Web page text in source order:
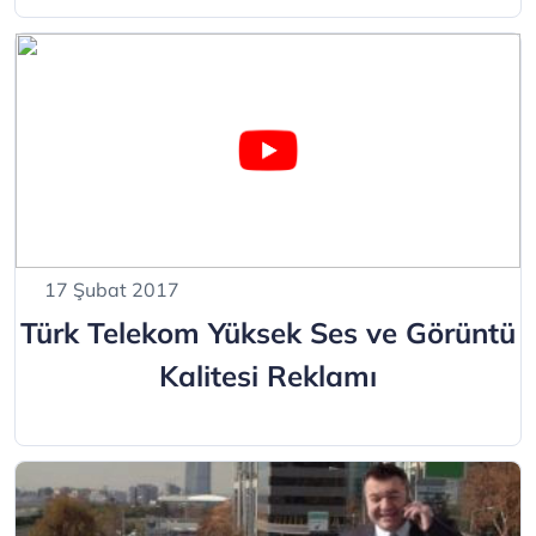
17 Şubat 2017
Türk Telekom Yüksek Ses ve Görüntü
Kalitesi Reklamı